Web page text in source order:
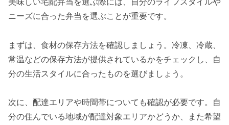
ニーズに合った弁当を選ぶことが重要です。
まずは、食材の保存方法を確認しましょう。冷凍、冷蔵、
常温などの保存方法が提供されているかをチェックし、自
分の生活スタイルに合ったものを選びましょう。
次に、配達エリアや時間帯についても確認が必要です。自
分の住んでいる地域が配達対象エリアかどうか、また希望